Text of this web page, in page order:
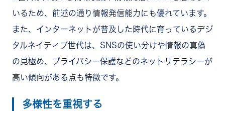
いるため、前述の通り情報発信能力にも優れています。
また、インターネットが普及した時代に育っているデジ
タルネイティブ世代は、SNSの使い分けや情報の真偽
の見極め、プライバシー保護などのネットリテラシーが
高い傾向がある点も特徴です。
多様性を重視する